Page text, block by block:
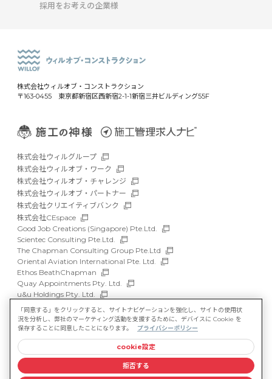
採用をお考えの企業様
株式会社ウィルオブ・コンストラクション
〒163-0455 東京都新宿区西新宿2-1-1新宿三井ビルディング55F
株式会社ウィルグループ
株式会社ウィルオブ・ワーク
株式会社ウィルオブ・チャレンジ
株式会社ウィルオブ・パートナー
株式会社クリエイティブバンク
株式会社CEspace
Good Job Creations (Singapore) Pte.Ltd.
Scientec Consulting Pte.Ltd.
The Chapman Consulting Group Pte.Ltd
Oriental Aviation International Pte. Ltd.
Ethos BeathChapman
Quay Appointments Pty. Ltd.
u&u Holdings Pty. Ltd.
DFP Recruitment Holdings Pty. Ltd.
Asia Recruit Holdings Sdn.Bhd.
WILLOF Vietnam Company Limited
サイトマップ
マルチステークホルダー方針
情報セキュリティ基本方針
プライバシーポリシー
「同意する」をクリックすると、サイトナビゲーションを強化し、サイトの使用状
況を分析し、弊社のマーケティング活動を支援するために、デバイスに Cookie を
保存することに同意したことになります。
プライバシーポリシー
cookie設定
拒否する